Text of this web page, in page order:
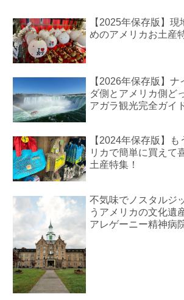
【2025年保存版】
めのアメリカお土産
【2026年保存版】
ダ側とアメリカ側ど
アガラ観光完全ガイ
【2024年保存版】
リカで簡単に買えて
土産特集！
不気味でノスタルジ
うアメリカの文化遺
アレゲーニー精神病